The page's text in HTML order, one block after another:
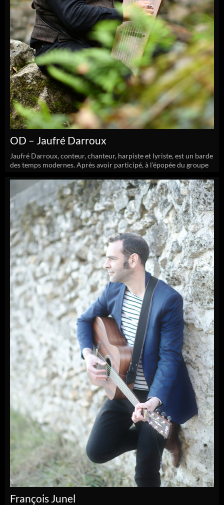
OD – Jaufré Darroux
Jaufré Darroux, conteur, chanteur, harpiste et lyriste, est un barde
des temps modernes. Après avoir participé, à l’épopée du groupe
François Junel